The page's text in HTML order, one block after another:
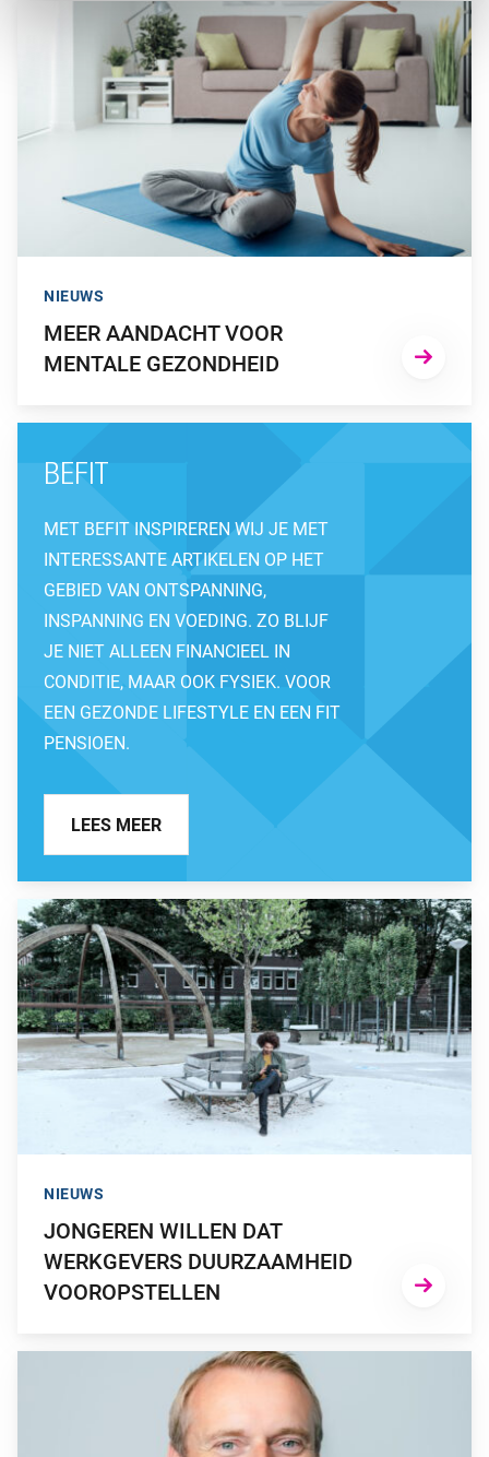
GA NAAR “MEER AANDACHT VOOR MENTALE GEZONDHEID”
MEER AANDACHT VOOR
MENTALE GEZONDHEID
NIEUWS
BEFIT
MET BEFIT INSPIREREN WIJ JE MET
INTERESSANTE ARTIKELEN OP HET
GEBIED VAN ONTSPANNING,
INSPANNING EN VOEDING. ZO BLIJF
JE NIET ALLEEN FINANCIEEL IN
CONDITIE, MAAR OOK FYSIEK. VOOR
EEN GEZONDE LIFESTYLE EN EEN FIT
PENSIOEN.
LEES MEER
GA NAAR “JONGEREN WILLEN DAT WERKGEVERS
JONGEREN WILLEN DAT
WERKGEVERS DUURZAAMHEID
VOOROPSTELLEN
NIEUWS
GA NAAR “ECHT IMPACT MAAK JE MET EEN DUURZAME